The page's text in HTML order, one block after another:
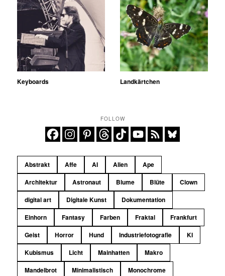
Keyboards Landkärtchen
FOLLOW
Abstrakt Affe AI Alien
Ape
Architektur
Astronaut Blume Blüte
Clown
digital art
Digitale Kunst
Dokumentation
Einhorn
Fantasy Farben Fraktal
Frankfurt
Geist
Horror Hund Industriefotografie
KI
Kubismus
Licht Mainhatten
Makro
Mandelbrot
Minimalistisch Monochrome